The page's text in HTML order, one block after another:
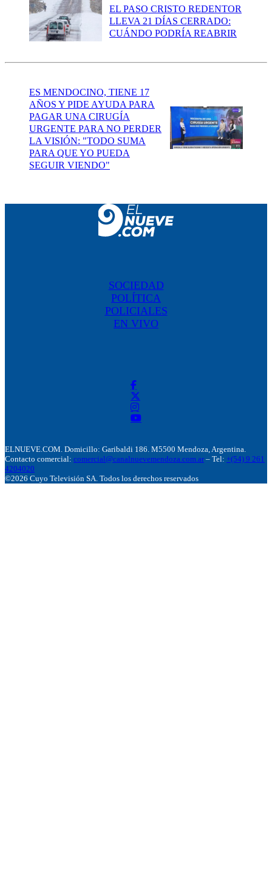
EL PASO CRISTO REDENTOR
LLEVA 21 DÍAS CERRADO:
CUÁNDO PODRÍA REABRIR
ES MENDOCINO, TIENE 17
AÑOS Y PIDE AYUDA PARA
PAGAR UNA CIRUGÍA
URGENTE PARA NO PERDER
LA VISIÓN: "TODO SUMA
PARA QUE YO PUEDA
SEGUIR VIENDO"
SOCIEDAD
POLÍTICA
POLICIALES
EN VIVO
ELNUEVE.COM. Domicillo: Garibaldi 186. M5500 Mendoza, Argentina.
Contacto comercial: comercial@canalnuevemendoza.com.ar – Tel: +(54) 9 261
4204020
©2026 Cuyo Televisión SA. Todos los derechos reservados